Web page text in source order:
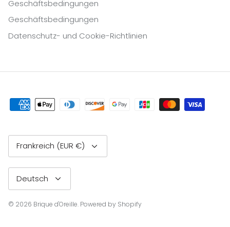
Geschäftsbedingungen
Geschäftsbedingungen
Datenschutz- und Cookie-Richtlinien
Währung
Frankreich (EUR €)
Sprache
Deutsch
© 2026 Brique d'Oreille. Powered by Shopify